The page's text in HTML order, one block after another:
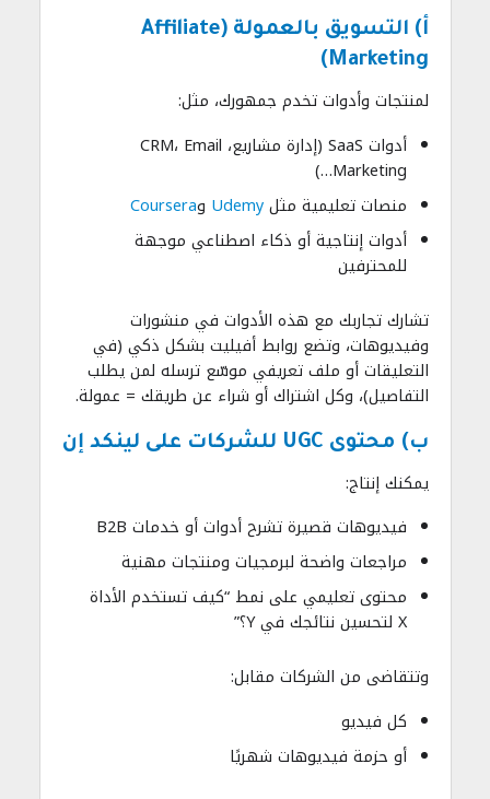
أ) التسويق بالعمولة (Affiliate
Marketing)
لمنتجات وأدوات تخدم جمهورك، مثل:
أدوات SaaS (إدارة مشاريع، CRM، Email
Marketing…)
منصات تعليمية مثلUdemy وCoursera
أدوات إنتاجية أو ذكاء اصطناعي موجهة
للمحترفين
تشارك تجاربك مع هذه الأدوات في منشورات
وفيديوهات، وتضع روابط أفيليت بشكل ذكي (في
التعليقات أو ملف تعريفي موسّع ترسله لمن يطلب
التفاصيل)، وكل اشتراك أو شراء عن طريقك = عمولة.
ب) محتوى UGC للشركات على لينكد إن
يمكنك إنتاج:
فيديوهات قصيرة تشرح أدوات أو خدمات B2B
مراجعات واضحة لبرمجيات ومنتجات مهنية
محتوى تعليمي على نمط “كيف تستخدم الأداة
X لتحسين نتائجك في Y؟”
وتتقاضى من الشركات مقابل:
كل فيديو
أو حزمة فيديوهات شهريًا